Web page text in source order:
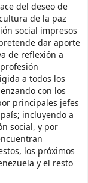
del deseo de
de la paz
social impresos
dar aporte
de reflexión a
a todos los
con los
principales jefes
incluyendo a
social, y por
los próximos
y el resto